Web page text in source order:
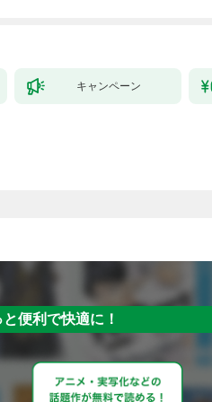
キャンペーン
便利で快適に！